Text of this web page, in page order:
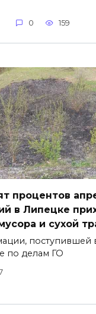
0 159
процентов
в Липецке
и сухой
поступившей
по делам ГО